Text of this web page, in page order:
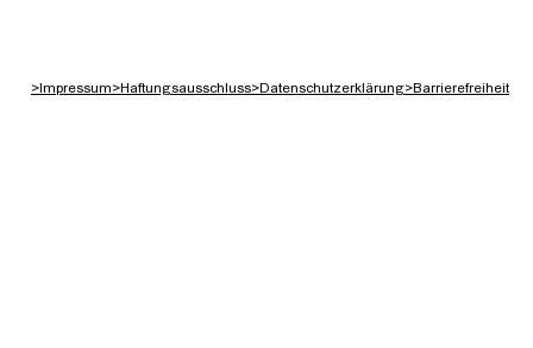
> Impressum>Haftungsausschluss>Datenschutzerklärung>Barrierefreiheit